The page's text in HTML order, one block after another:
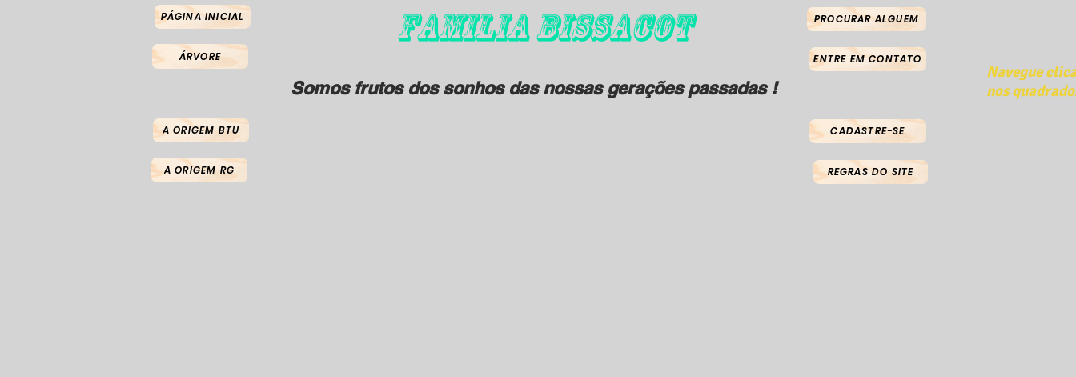
PÁGINA INICIAL
ÁRVORE
FAMILIA BISSACOT PROCURAR ALGUEM
ENTRE EM CONTATO
Somos frutos dos sonhos das nossas gerações passadas !
Navegue
nos
A ORIGEM BTU
A ORIGEM RG
CADASTRE-SE
REGRAS DO SITE